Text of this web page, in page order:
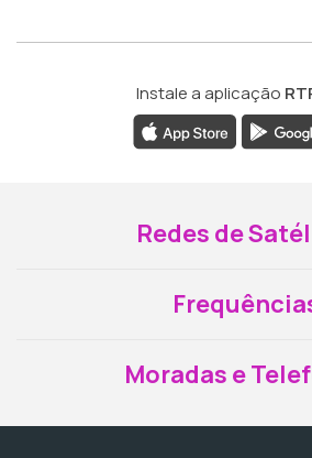
Instale a aplicação
Redes de
Moradas e